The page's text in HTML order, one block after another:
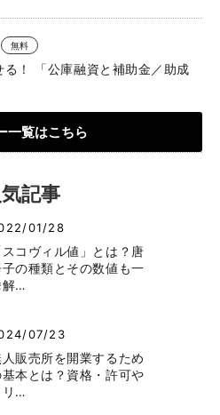
無料
！ 「公庫融資と補助金／助成
一覧はこちら
気記事
01/28
スコヴィル値」とは？唐
の種類とその数値も一
解…
07/23
販売所を開業するため
本とは？資格・許可や
リ…